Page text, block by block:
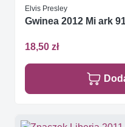
Elvis Presley
Gwinea 2012 Mi ark
18,50 zł